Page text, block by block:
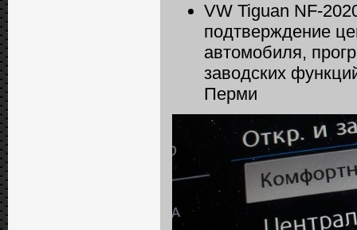
VW Tiguan NF-
подтверждение
автомобиля,
заводских
Перми